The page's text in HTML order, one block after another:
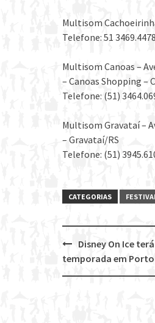
Multisom
Telefone: 51 3469.4478
Multisom Canoas –
– Canoas Shopping –
Telefone: (51)
Multisom Gravataí –
– Gravataí/RS
Telefone: (51)
CATEGORIAS
Post
navigation
Disney On Ice
temporada em Porto